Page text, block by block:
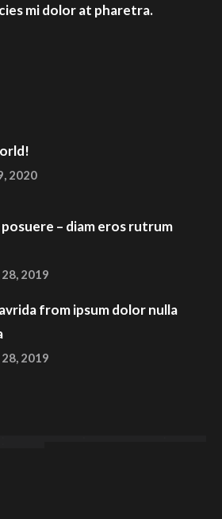
mi dolor at pharetra.
2020
– diam eros rutrum
2019
from ipsum dolor nulla
2019